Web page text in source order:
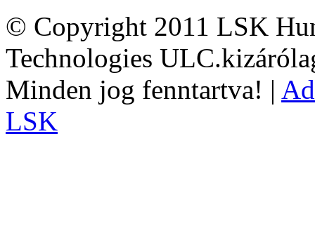
© Copyright 2011 LSK
Technologies
Minden jog fenntartva! |
LSK